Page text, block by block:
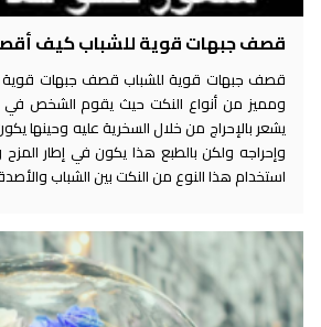
قصف جبهات قوية للشباب كيف
قصف جبهات قوية للشباب قصف جبهات
ومميز من أنواع النكت حيث يقوم الشخص
يشعر بالإحراج من خلال السخرية عليه وحينها
وإحراجه ولكن بالطبع هذا يكون في إطار المزح
استخدام هذا النوع من النكت بين الشباب